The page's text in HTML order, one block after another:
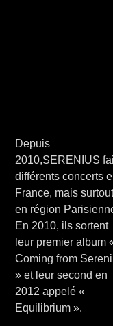
Depuis
2010,SERENIUS
différents concerts
France, mais
en région
En 2010, ils sortent
leur premier album
Coming from
» et leur second en
2012 appelé «
Equilibrium ».